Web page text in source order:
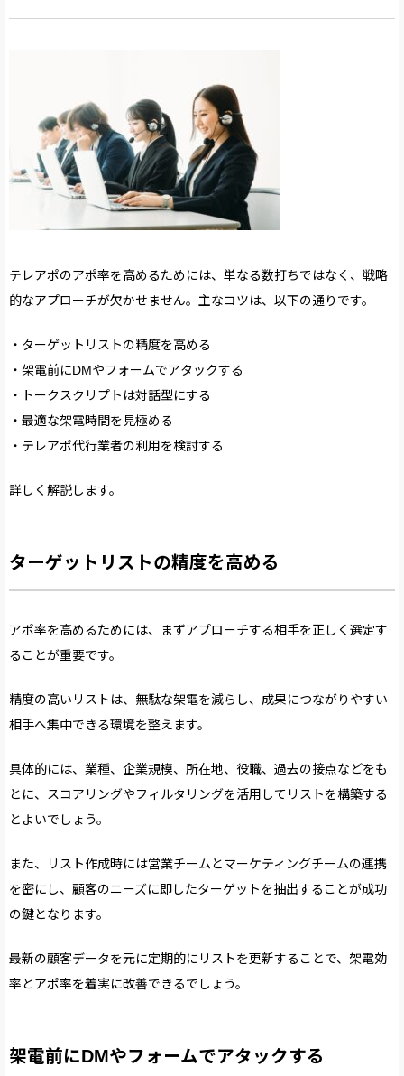
テレアポのアポ率を高めるためには、単なる数打ちではなく、戦略
的なアプローチが欠かせません。主なコツは、以下の通りです。
・ターゲットリストの精度を高める
・架電前にDMやフォームでアタックする
・トークスクリプトは対話型にする
・最適な架電時間を見極める
・テレアポ代行業者の利用を検討する
詳しく解説します。
ターゲットリストの精度を高める
アポ率を高めるためには、まずアプローチする相手を正しく選定す
ることが重要です。
精度の高いリストは、無駄な架電を減らし、成果につながりやすい
相手へ集中できる環境を整えます。
具体的には、業種、企業規模、所在地、役職、過去の接点などをも
とに、スコアリングやフィルタリングを活用してリストを構築する
とよいでしょう。
また、リスト作成時には営業チームとマーケティングチームの連携
を密にし、顧客のニーズに即したターゲットを抽出することが成功
の鍵となります。
最新の顧客データを元に定期的にリストを更新することで、架電効
率とアポ率を着実に改善できるでしょう。
架電前にDMやフォームでアタックする